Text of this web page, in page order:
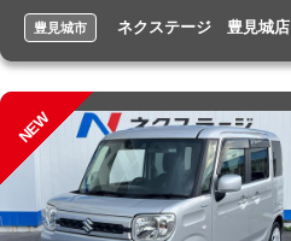
豊見城市 ネクステージ 豊見城店
NEW